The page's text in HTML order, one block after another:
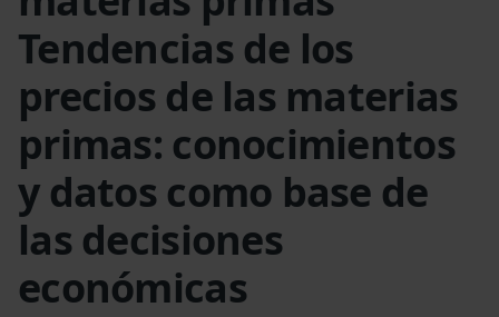
Tendencias de los
precios de las materias
primas: conocimientos
y datos como base de
las decisiones
económicas